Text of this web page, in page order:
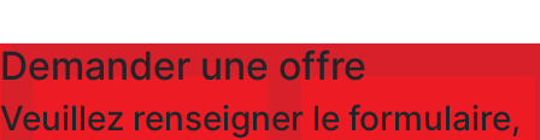
Demander une offre
Veuillez renseigner le formulaire,